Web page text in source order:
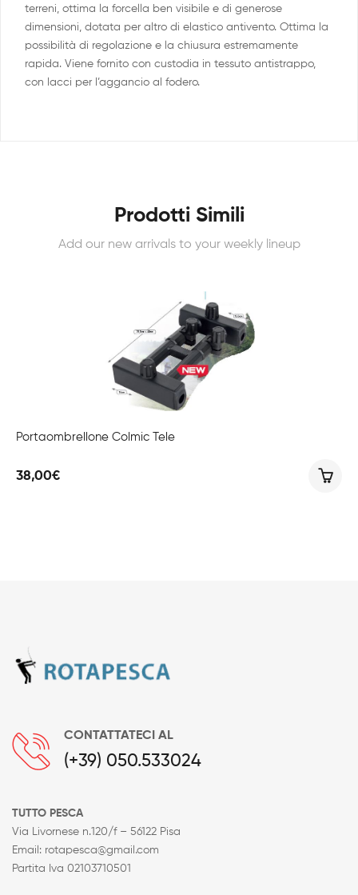
terreni, ottima la forcella ben visibile e di generose
dimensioni, dotata per altro di elastico antivento. Ottima la
possibilità di regolazione e la chiusura estremamente
rapida. Viene fornito con custodia in tessuto antistrappo,
con lacci per l’aggancio al fodero.
Prodotti Simili
Add our new arrivals to your weekly lineup
Portaombrellone Colmic Tele
38,00€
CONTATTATECI AL
(+39) 050.533024
TUTTO PESCA
Via Livornese n.120/f – 56122 Pisa
Email: rotapesca@gmail.com
Partita Iva 02103710501